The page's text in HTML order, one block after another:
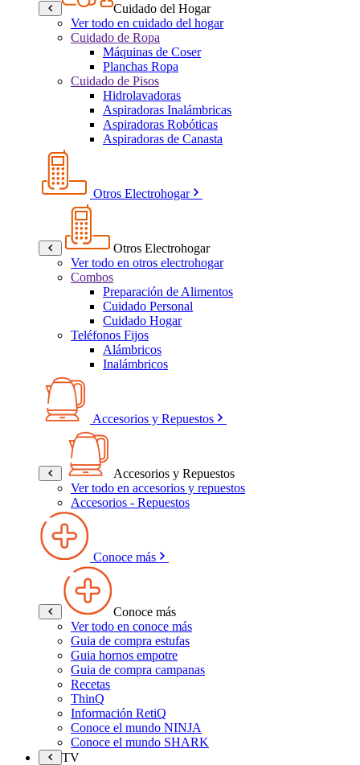
Cuidado del Hogar
Ver todo en cuidado del hogar
Cuidado de Ropa
Máquinas de Coser
Planchas Ropa
Cuidado de Pisos
Hidrolavadoras
Aspiradoras Inalámbricas
Aspiradoras Robóticas
Aspiradoras de Canasta
Otros Electrohogar
Otros Electrohogar
Ver todo en otros electrohogar
Combos
Preparación de Alimentos
Cuidado Personal
Cuidado Hogar
Teléfonos Fijos
Alámbricos
Inalámbricos
Accesorios y Repuestos
Accesorios y Repuestos
Ver todo en accesorios y repuestos
Accesorios - Repuestos
Conoce más
Conoce más
Ver todo en conoce más
Guia de compra estufas
Guia hornos empotre
Guia de compra campanas
Recetas
ThinQ
Información RetiQ
Conoce el mundo NINJA
Conoce el mundo SHARK
TV